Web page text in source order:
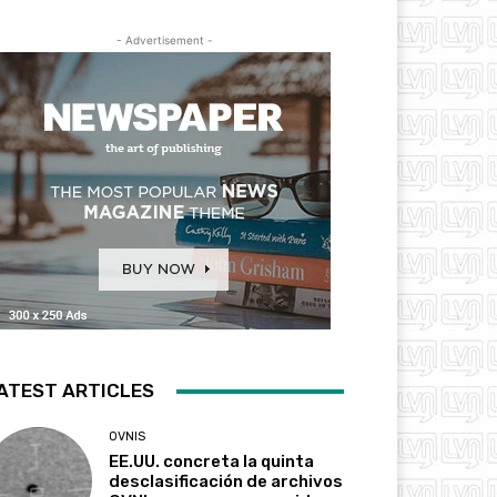
- Advertisement -
ARTICLES
OVNIS
EE.UU. concreta la quinta
desclasificación de archivos